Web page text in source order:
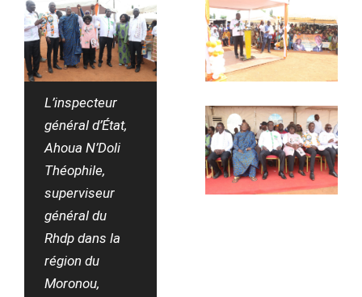
L’inspecteur
général d’État,
Ahoua N’Doli
Théophile,
superviseur
général du
Rhdp dans la
région du
Moronou,